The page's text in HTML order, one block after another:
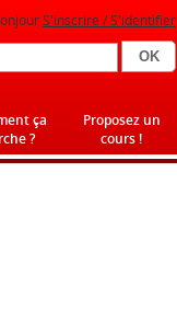
S'inscrire / S'identifier
ça
?
Proposez un
cours !